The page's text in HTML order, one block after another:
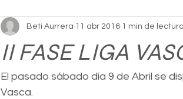
II FASE LIGA
Beti Aurrera 11 abr 2016 1 min de lectura
El pasado sábado día 9 de Abril se
Vasca.